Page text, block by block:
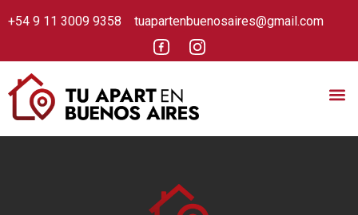
+54 9 11 3009 9358 tuapartenbuenosaires@gmail.com